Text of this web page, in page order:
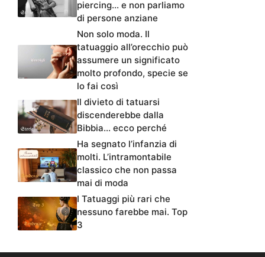
piercing… e non parliamo
di persone anziane
Non solo moda. Il
tatuaggio all’orecchio può
assumere un significato
molto profondo, specie se
lo fai così
Il divieto di tatuarsi
discenderebbe dalla
Bibbia… ecco perché
Ha segnato l’infanzia di
molti. L’intramontabile
classico che non passa
mai di moda
I Tatuaggi più rari che
nessuno farebbe mai. Top
3